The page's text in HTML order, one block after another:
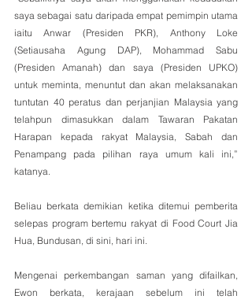
saya sebagai satu daripada empat pemimpin utama
iaitu Anwar (Presiden PKR), Anthony Loke
(Setiausaha Agung DAP), Mohammad Sabu
(Presiden Amanah) dan saya (Presiden UPKO)
untuk meminta, menuntut dan akan melaksanakan
tuntutan 40 peratus dan perjanjian Malaysia yang
telahpun dimasukkan dalam Tawaran Pakatan
Harapan kepada rakyat Malaysia, Sabah dan
Penampang pada pilihan raya umum kali ini,”
katanya.
Beliau berkata demikian ketika ditemui pemberita
selepas program bertemu rakyat di Food Court Jia
Hua, Bundusan, di sini, hari ini.
Mengenai perkembangan saman yang difailkan,
Ewon berkata, kerajaan sebelum ini telah